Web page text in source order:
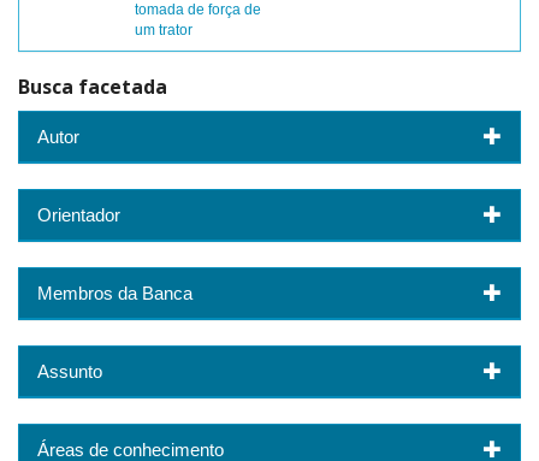
tomada de força de
um trator
Busca facetada
Autor
Orientador
Membros da Banca
Assunto
Áreas de conhecimento